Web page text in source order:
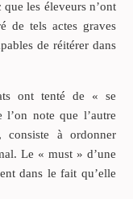
les éleveurs n’ont
de tels actes graves
de réitérer dans
ont tenté de « se
l’on note que l’autre
consiste à ordonner
Le « must » d’une
dans le fait qu’elle